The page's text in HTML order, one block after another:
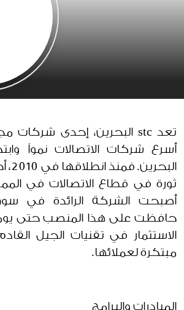
أسرع شركات الاتصالات نمواً
ثورة في قطاع الاتصالات في
أصبحت الشركة الرائدة في
حافظت على هذا المنصب حتى
الاستثمار في تقنيات الجيل
مبتكرة لعملائها.
المبادرات والبرامج